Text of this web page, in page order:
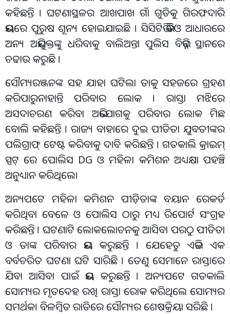
କହିଛନ୍ତି । ଘଟଣାସ୍ଥଳର ଆଖପାଖ ଗାଁ ଗୁଡିକୁ ଗିରଫଦାରି
ଭୟରେ ପୁରୁଷ ଶୂନ୍ୟ ହୋଇଯାଇଛି । ସିସିଟିଭି ଭିଡିଓ ଆଧାରରେ
ଅନ୍ୟ ଅଭିଯୁକ୍ତଙ୍କୁ ଧରିବାକୁ ବାଲିଅନ୍ତା ପୁଲିସ ବିଭିନ୍ନ ସ୍ଥାନରେ
ଚଢାଉ କରୁଛି ।
ସୌମ୍ୟରଞ୍ଜନଙ୍କ ସହ ଯାହା ଘଟିଲା ତାକୁ ସହଜରେ ଗ୍ରହଣ
କରିପାରୁନାହାନ୍ତି ପରିବାର ଲୋକ । ରାସ୍ତା ମଝିରେ
ଅସଦାଚରଣ କରିବା ଅଭିଯୋଗକୁ ପରିବାର ଲୋକ ମିଛ
ବୋଲି କହିଛନ୍ତି । ରାଜ୍ୟ ବାହାରେ ଦୁଇ ପୀଡିତା ଯୁବତୀଙ୍କର
ପଲିଗ୍ରାଫ୍ ଟେଷ୍ଟ କରିବାକୁ ଦାବି କରିଛନ୍ତି । ଗତକାଲି କ୍ରାଇମ୍
ସ୍ପଟ୍ ରେ ପୋଲିସ DG ଓ ମହିଳା କମିଶନ ଅଧ୍ୟକ୍ଷା ପହଞ୍ଚି
ଅନୁଧ୍ୟାନ କରିଥିଲେ।
ଅନ୍ୟପଟେ ମହିଳା କମିଶନ ପୀଡ଼ିତାଙ୍କ ବୟାନ ରେକର୍ଡ
କରିଥିବା ବେଳେ ଓ ପୋଲିସ ଠାରୁ ମଧ୍ୟ ରିପୋର୍ଟ ସଂଗ୍ରହ
କରିଛନ୍ତି । ଘଟଣାଟି ଲୋକଲୋଚନକୁ ଆସିବା ପରଠୁ ପୀଡିତା
ଓ ତାଙ୍କ ପରିବାର ଭୟ କରୁଛନ୍ତି । ଯେହେତୁ ଏଭଳି ଏକ
ବର୍ବଚରିତ ଘଟଣା ଘଟି ସାରିଛି । ତେଣୁ ସେମାନେ ରାସ୍ତାରେ
ଯିବା ଆସିବା ପାଇଁ ଭୟ କରୁଛନ୍ତି । ଅନ୍ୟପଟେ ଗତକାଲି
ସୋମ୍ୟର ମୃତଦେହ ରଖି ରାସ୍ତା ରୋକ କରିଥିଲେ ସୋମ୍ୟର
ସମର୍ଥକ। ବିଳମ୍ବିତ ରାତିରେ ସୌମ୍ୟର ଶେଷକ୍ରିୟା ସରିଛି ।